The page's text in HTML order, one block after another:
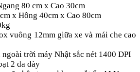
80 cm x Cao 30cm
x Hông 40cm x Cao 80cm
vuông 12mm giữa xe và mái che cao
trời máy Nhật sắc nét 1400 DPI
2 da dày